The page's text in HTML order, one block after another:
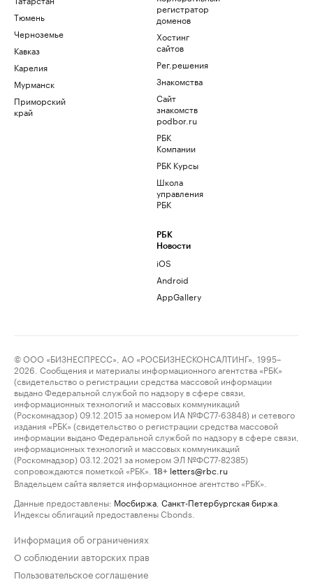
Тюмень
Черноземье
Кавказ
Карелия
Мурманск
Приморский
край
регистратор
доменов
Хостинг
сайтов
Рег.решения
Знакомства
Сайт
знакомств
podbor.ru
РБК
Компании
РБК Курсы
Школа
управления
РБК
РБК
Новости
iOS
Android
AppGallery
© ООО «БИЗНЕСПРЕСС», АО «РОСБИЗНЕСКОНСАЛТИНГ», 1995–
2026. Сообщения и материалы информационного агентства «РБК»
(свидетельство о регистрации средства массовой информации
выдано Федеральной службой по надзору в сфере связи,
информационных технологий и массовых коммуникаций
(Роскомнадзор) 09.12.2015 за номером ИА №ФС77-63848) и сетевого
издания «РБК» (свидетельство о регистрации средства массовой
информации выдано Федеральной службой по надзору в сфере связи,
информационных технологий и массовых коммуникаций
(Роскомнадзор) 03.12.2021 за номером ЭЛ №ФС77-82385)
сопровождаются пометкой «РБК».
18+ letters@rbc.ru
Владельцем сайта является информационное агентство «РБК».
Данные предоставлены: Мосбиржа Санкт-Петербургская биржа
Индексы облигаций предоставлены Cbonds.
Информация об ограничениях
О соблюдении авторских прав
Пользовательское соглашение